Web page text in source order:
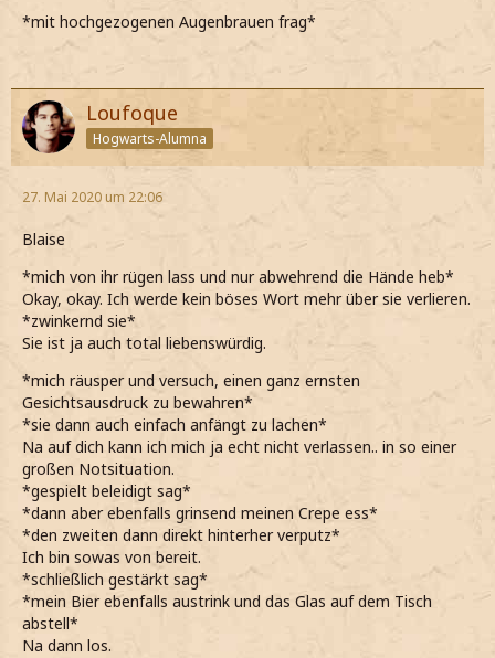
*mit hochgezogenen Augenbrauen frag*
Loufoque
Hogwarts-Alumna
27. Mai 2020 um 22:06
Blaise
*mich von ihr rügen lass und nur abwehrend die Hände heb*
Okay, okay. Ich werde kein böses Wort mehr über sie verlieren.
*zwinkernd sie*
Sie ist ja auch total liebenswürdig.
*mich räusper und versuch, einen ganz ernsten
Gesichtsausdruck zu bewahren*
*sie dann auch einfach anfängt zu lachen*
Na auf dich kann ich mich ja echt nicht verlassen.. in so einer
großen Notsituation.
*gespielt beleidigt sag*
*dann aber ebenfalls grinsend meinen Crepe ess*
*den zweiten dann direkt hinterher verputz*
Ich bin sowas von bereit.
*schließlich gestärkt sag*
*mein Bier ebenfalls austrink und das Glas auf dem Tisch
abstell*
Na dann los.